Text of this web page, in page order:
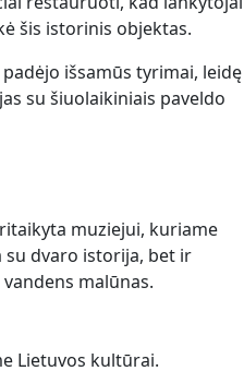
šis istorinis objektas.
išsamūs tyrimai, leidę
su šiuolaikiniais paveldo
muziejui, kuriame
su dvaro istorija, bet ir
malūnas.
Lietuvos kultūrai.